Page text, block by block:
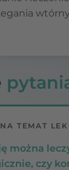
TEMAT
można
czy